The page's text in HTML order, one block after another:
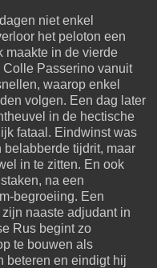
niet enkel
het peloton een
maakte in de vierde
Passerino vanuit
waarop enkel
volgen. Een dag later
in de hectische
fataal. Eindwinst was
belabberde tijdrit, maar
in te zitten. En ook
na een
begroeiing. Een
naaste adjudant in
Rus begint zo
te bouwen als
beteren en eindigt hij